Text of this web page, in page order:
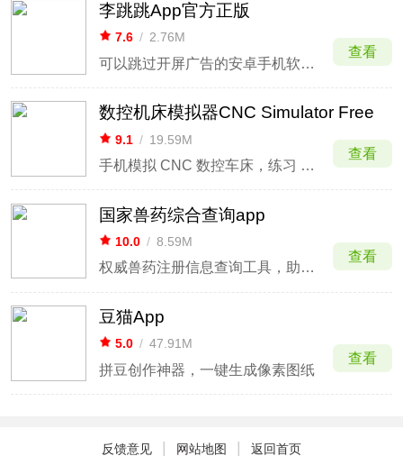
李跳跳App官方正版
7.6 / 2.76M
可以跳过开屏广告的安卓手机软件工具
查看
数控机床模拟器CNC Simulator Free
9.1 / 19.59M
手机模拟 CNC 数控车床，练习 G‑code 编程和车削操作
查看
国家兽药综合查询app
10.0 / 8.59M
权威兽药注册信息查询工具，助力科学用药与养殖管理
查看
豆猫App
5.0 / 47.91M
拼豆创作神器，一键生成像素图纸
查看
反馈意见 | 网站地图 | 返回首页